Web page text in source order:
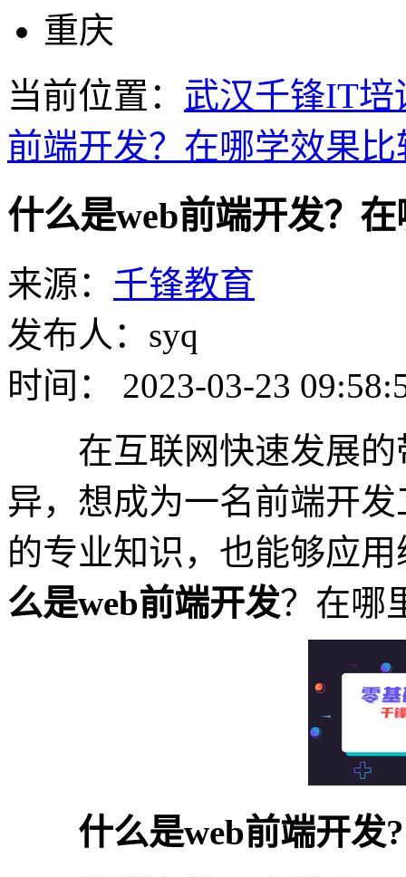
重庆
当前位置： 武汉千锋IT培
前端开发？在哪学效果比
什么是web前端开发？
来源： 千锋教育
发布人：syq
时间： 2023-03-23
在互联网快速发展的
异，想成为一名前端开
的专业知识，也能够应
么是web前端开发？在哪
什么是web前端开发?